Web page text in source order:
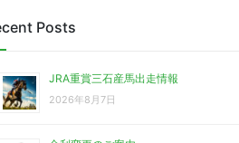
Posts
JRA重賞三石産馬出走情報
2026年8月7日